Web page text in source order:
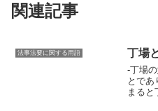
関連記事
法事法要に関する用語 丁場
-丁場
とであ
まると